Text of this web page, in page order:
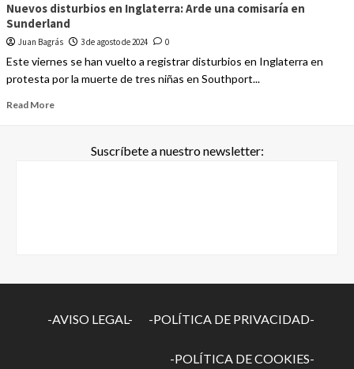
Nuevos disturbios en Inglaterra: Arde una comisaría en
Sunderland
Juan Bagrás 3 de agosto de 2024 0
Este viernes se han vuelto a registrar disturbios en Inglaterra en
protesta por la muerte de tres niñas en Southport...
Read More
Suscríbete a nuestro newsletter:
-AVISO LEGAL- -POLÍTICA DE PRIVACIDAD-
-POLÍTICA DE COOKIES-